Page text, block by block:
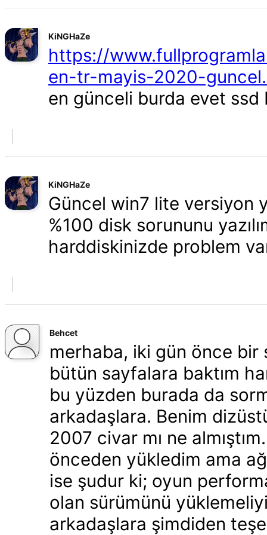
KiNGHaZe
https://
en-tr-mayis-2020-
en günceli burda evet
KiNGHaZe
Güncel win7 lite versiyon
%100 disk sorununu
harddiskinizde problem
Behcet
merhaba, iki gün önce
bütün sayfalara baktım
bu yüzden burada da
arkadaşlara. Benim
2007 civar mı ne
önceden yükledim ama
ise şudur ki; oyun
olan sürümünü
arkadaşlara şimdiden